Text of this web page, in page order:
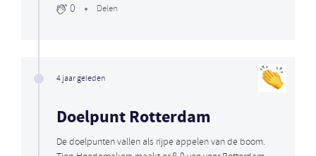
0 Delen
4 jaar geleden
Doelpunt Rotterdam
De doelpunten vallen als rijpe appelen van de boom.